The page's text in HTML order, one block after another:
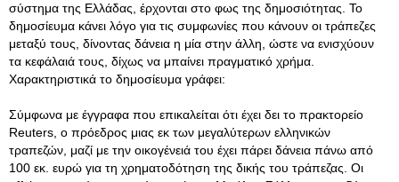
σύστημα της Ελλάδας, έρχονται στο φως της δημοσιότητας. Το
δημοσίευμα κάνει λόγο για τις συμφωνίες που κάνουν οι τράπεζες
μεταξύ τους, δίνοντας δάνεια η μία στην άλλη, ώστε να ενισχύουν
τα κεφάλαιά τους, δίχως να μπαίνει πραγματικό χρήμα.
Χαρακτηριστικά το δημοσίευμα γράφει:
Σύμφωνα με έγγραφα που επικαλείται ότι έχει δει το πρακτορείο
Reuters, ο πρόεδρος μιας εκ των μεγαλύτερων ελληνικών
τραπεζών, μαζί με την οικογένειά του έχει πάρει δάνεια πάνω από
100 εκ. ευρώ για τη χρηματοδότηση της δικής του τράπεζας. Οι